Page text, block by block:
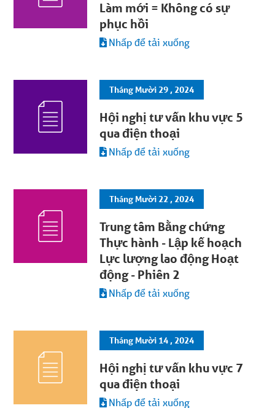
Làm mới = Không có sự
phục hồi
Nhấp để tải xuống
Tháng Mười 29 , 2024
Hội nghị tư vấn khu vực 5
qua điện thoại
Nhấp để tải xuống
Tháng Mười 22 , 2024
Trung tâm Bằng chứng
Thực hành - Lập kế hoạch
Lực lượng lao động Hoạt
động - Phiên 2
Nhấp để tải xuống
Tháng Mười 14 , 2024
Hội nghị tư vấn khu vực 7
qua điện thoại
Nhấp để tải xuống